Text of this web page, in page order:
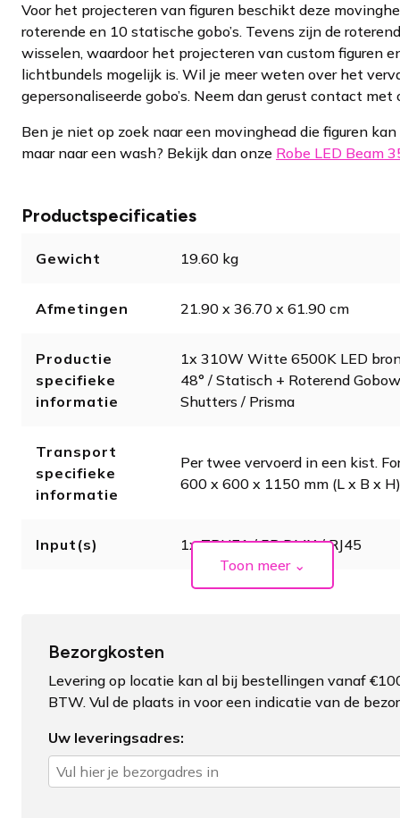
Voor het projecteren van figuren beschikt deze
roterende en 10 statische gobo’s. Tevens zijn de
wisselen, waardoor het projecteren van custom figuren
lichtbundels mogelijk is. Wil je meer weten over het
gepersonaliseerde gobo’s. Neem dan gerust contact met
Ben je niet op zoek naar een movinghead die figuren
maar naar een wash? Bekijk dan onze Robe LED Beam
Productspecificaties
Gewicht 19.60 kg
Afmetingen 21.90 x 36.70 x 61.90 cm
Productie
specifieke
informatie
1x 310W Witte 6500K LED
48° / Statisch + Roterend
Shutters / Prisma
Transport
specifieke
informatie
Per twee vervoerd in een kist.
600 x 600 x 1150 mm (L x B x
Input(s)
1x TRUE1 / 5P DMX / RJ45
Toon meer ⌄
Bezorgkosten
Levering op locatie kan al bij bestellingen vanaf
BTW. Vul de plaats in voor een indicatie van de
Uw leveringsadres: